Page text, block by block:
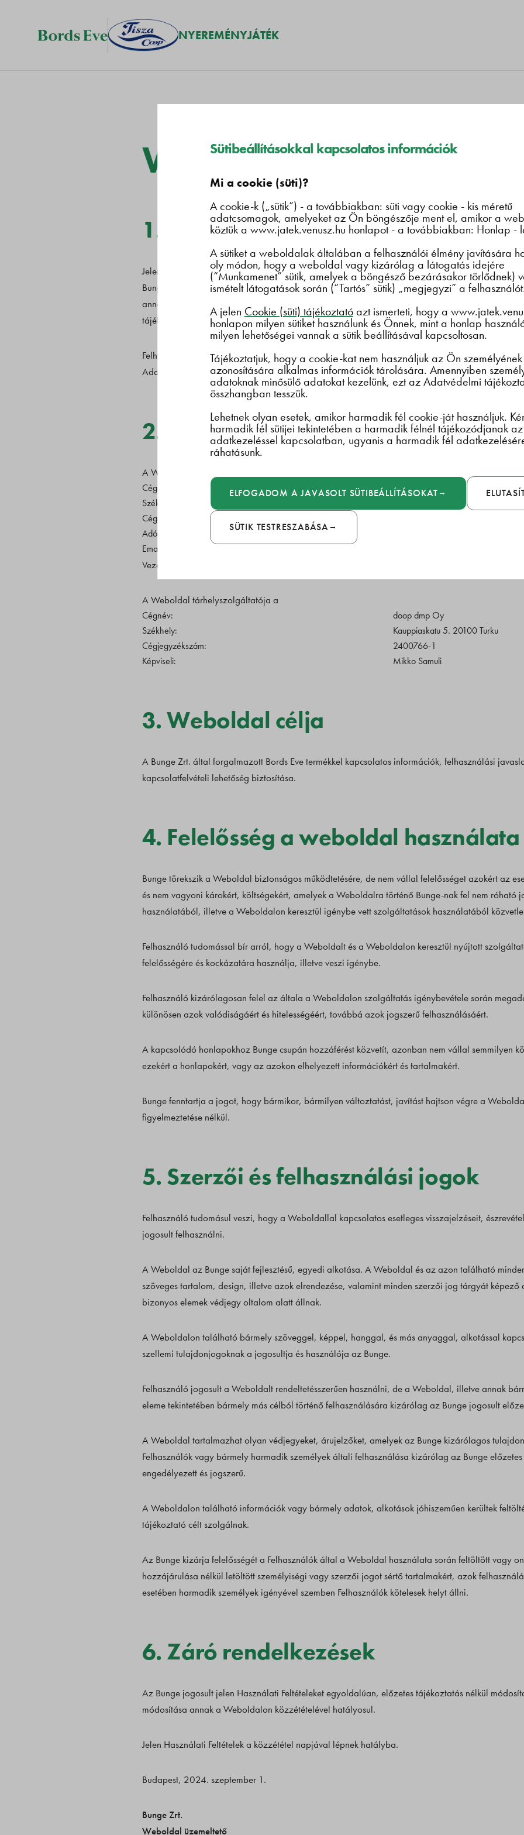
NYEREMÉNYJÁTÉK
Weboldal használati
1. Weboldal használati feltételek
Jelen Weboldal Használati Feltételek dokumentum (a továbbiakban: Használati Feltételek) abból
Bunge Zrt. (székhely: 1134 Budapest, Váci út 43.; továbbiakban: Bunge) által üzemeltetett
annak aloldali – a továbbiakban együtt: Weboldal – használatával kapcsolatos tudnivalókról, a
tájékoztassa a Weboldalra látogató felhasználókat (a továbbiakban: Felhasználó).
Felhívjuk a Felhasználók figyelmét, hogy a weboldalon történő adatkezeléssel kapcsolatban a
Adatkezelési Tájékoztatóban kapnak felvilágosítást.
2. Weboldal üzemeltetői
A Weboldalt üzemelteti a
Cégnév:
Bunge Zrt.
Székhely:
1134 Budapest, Váci út 43.
Cégjegyzékszám:
Adószám:
Email cím:
Vezetve a Fővárosi Törvényszék Cégbírósága nyilvántartásában.
A Weboldal tárhelyszolgáltatója a
Cégnév:
doop dmp Oy
Székhely:
Kauppiaskatu 5. 20100 Turku
Cégjegyzékszám:
2400766-1
Képviseli:
Mikko Samuli
3. Weboldal célja
A Bunge Zrt. által forgalmazott Bords Eve termékkel kapcsolatos információk, felhasználási
kapcsolatfelvételi lehetőség biztosítása.
4. Felelősség a weboldal
Bunge törekszik a Weboldal biztonságos működtetésére, de nem vállal felelősséget azokért az
és nem vagyoni károkért, költségekért, amelyek a Weboldalra történő Bunge-nak fel nem róható
használatából, illetve a Weboldalon keresztül igénybe vett szolgáltatások használatából
Felhasználó tudomással bír arról, hogy a Weboldalt és a Weboldalon keresztül nyújtott
felelősségére és kockázatára használja, illetve veszi igénybe.
Felhasználó kizárólagosan felel az általa a Weboldalon szolgáltatás igénybevétele során
különösen azok valódiságáért és hitelességéért, továbbá azok jogszerű felhasználásáért.
A kapcsolódó honlapokhoz Bunge csupán hozzáférést közvetít, azonban nem vállal semmilyen
ezekért a honlapokért, vagy az azokon elhelyezett információkért és tartalmakért.
Bunge fenntartja a jogot, hogy bármikor, bármilyen változtatást, javítást hajtson végre a
figyelmeztetése nélkül.
5. Szerzői és felhasználási jogok
Felhasználó tudomásul veszi, hogy a Weboldallal kapcsolatos esetleges visszajelzéseit,
jogosult felhasználni.
A Weboldal az Bunge saját fejlesztésű, egyedi alkotása. A Weboldal és az azon található
szöveges tartalom, design, illetve azok elrendezése, valamint minden szerzői jog tárgyát
bizonyos elemek védjegy oltalom alatt állnak.
A Weboldalon található bármely szöveggel, képpel, hanggal, és más anyaggal, alkotással
szellemi tulajdonjogoknak a jogosultja és használója az Bunge.
Felhasználó jogosult a Weboldalt rendeltetésszerűen használni, de a Weboldal, illetve annak
eleme tekintetében bármely más célból történő felhasználására kizárólag az Bunge jogosult
A Weboldal tartalmazhat olyan védjegyeket, árujelzőket, amelyek az Bunge kizárólagos
Felhasználók vagy bármely harmadik személyek általi felhasználása kizárólag az Bunge
engedélyezett és jogszerű.
A Weboldalon található információk vagy bármely adatok, alkotások jóhiszeműen kerültek
tájékoztató célt szolgálnak.
Az Bunge kizárja felelősségét a Felhasználók által a Weboldal használata során feltöltött vagy
hozzájárulása nélkül letöltött személyiségi vagy szerzői jogot sértő tartalmakért, azok
esetében harmadik személyek igényével szemben Felhasználók kötelesek helyt állni.
6. Záró rendelkezések
Az Bunge jogosult jelen Használati Feltételeket egyoldalúan, előzetes tájékoztatás nélkül
módosítása annak a Weboldalon közzétételével hatályosul.
Jelen Használati Feltételek a közzététel napjával lépnek hatályba.
Budapest, 2024. szeptember 1.
Bunge Zrt.
Weboldal üzemeltető
Sütibeállításokkal kapcsolatos információk
Mi a cookie (süti)?
A cookie-k („sütik”) - a továbbiakban: süti vagy cookie - kis méretű
adatcsomagok, amelyeket az Ön böngészője ment el, amikor a
köztük a www.jatek.venusz.hu honlapot - a továbbiakban: Honlap -
A sütiket a weboldalak általában a felhasználói élmény javítására
oly módon, hogy a weboldal vagy kizárólag a látogatás idejére
(“Munkamenet” sütik, amelyek a böngésző bezárásakor törlődnek)
ismételt látogatások során (“Tartós” sütik) „megjegyzi” a
A jelen Cookie (süti) tájékoztatóazt ismerteti, hogy a
honlapon milyen sütiket használunk és Önnek, mint a honlap
milyen lehetőségei vannak a sütik beállításával kapcsoltosan.
Tájékoztatjuk, hogy a cookie-kat nem használjuk az Ön
azonosítására alkalmas információk tárolására. Amennyiben
adatoknak minősülő adatokat kezelünk, ezt az Adatvédelmi
összhangban tesszük.
Lehetnek olyan esetek, amikor harmadik fél cookie-ját használjuk.
harmadik fél sütijei tekintetében a harmadik félnél tájékozódjanak az
adatkezeléssel kapcsolatban, ugyanis a harmadik fél
ráhatásunk.
ELFOGADOM A JAVASOLT SÜTIBEÁLLÍTÁSOKAT
SÜTIK TESTRESZABÁSA